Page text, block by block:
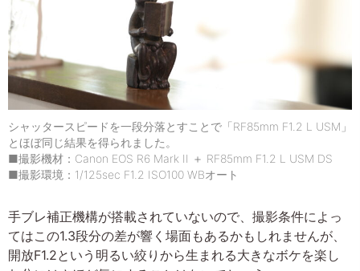
シャッタースピードを一段分落とすことで「RF85mm F1.2 L USM」
とほぼ同じ結果を得られました。
■撮影機材：Canon EOS R6 Mark II ＋ RF85mm F1.2 L USM DS
■撮影環境：1/125sec F1.2 ISO100 WBオート
手ブレ補正機構が搭載されていないので、撮影条件によっ
てはこの1.3段分の差が響く場面もあるかもしれませんが、
開放F1.2という明るい絞りから生まれる大きなボケを楽し